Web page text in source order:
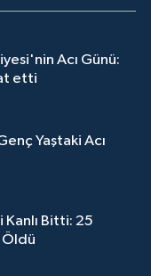
Acı Günü:
etti
Yaştaki Acı
Kanlı Bitti: 25
Öldü